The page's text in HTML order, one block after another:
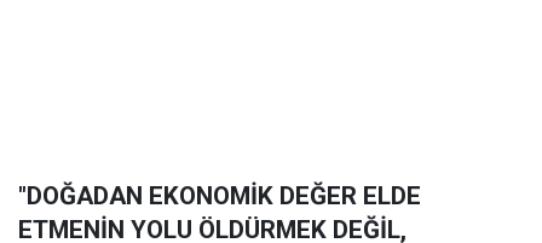
"DOĞADAN EKONOMİK DEĞER ELDE
ETMENİN YOLU ÖLDÜRMEK DEĞİL,